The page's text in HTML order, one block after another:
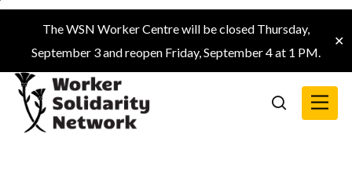
Skip
main
content
The WSN Worker Centre will be closed Thursday,
September 3 and reopen Friday, September 4 at 1 PM.
✕
search
Menu